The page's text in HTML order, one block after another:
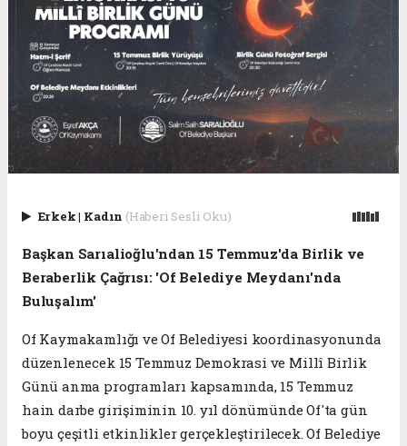
Erkek| Kadın (Haberi Sesli Oku)
Başkan Sarıalioğlu'ndan 15 Temmuz'da Birlik ve
Beraberlik Çağrısı: 'Of Belediye Meydanı'nda
Buluşalım'
Of Kaymakamlığı ve Of Belediyesi koordinasyonunda
düzenlenecek 15 Temmuz Demokrasi ve Millî Birlik
Günü anma programları kapsamında, 15 Temmuz
hain darbe girişiminin 10. yıl dönümünde Of'ta gün
boyu çeşitli etkinlikler gerçekleştirilecek. Of Belediye